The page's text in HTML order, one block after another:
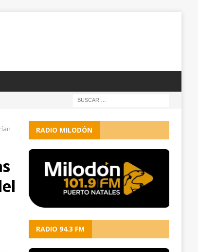
RADIO MILODÓN
RADIO 94.3 FM